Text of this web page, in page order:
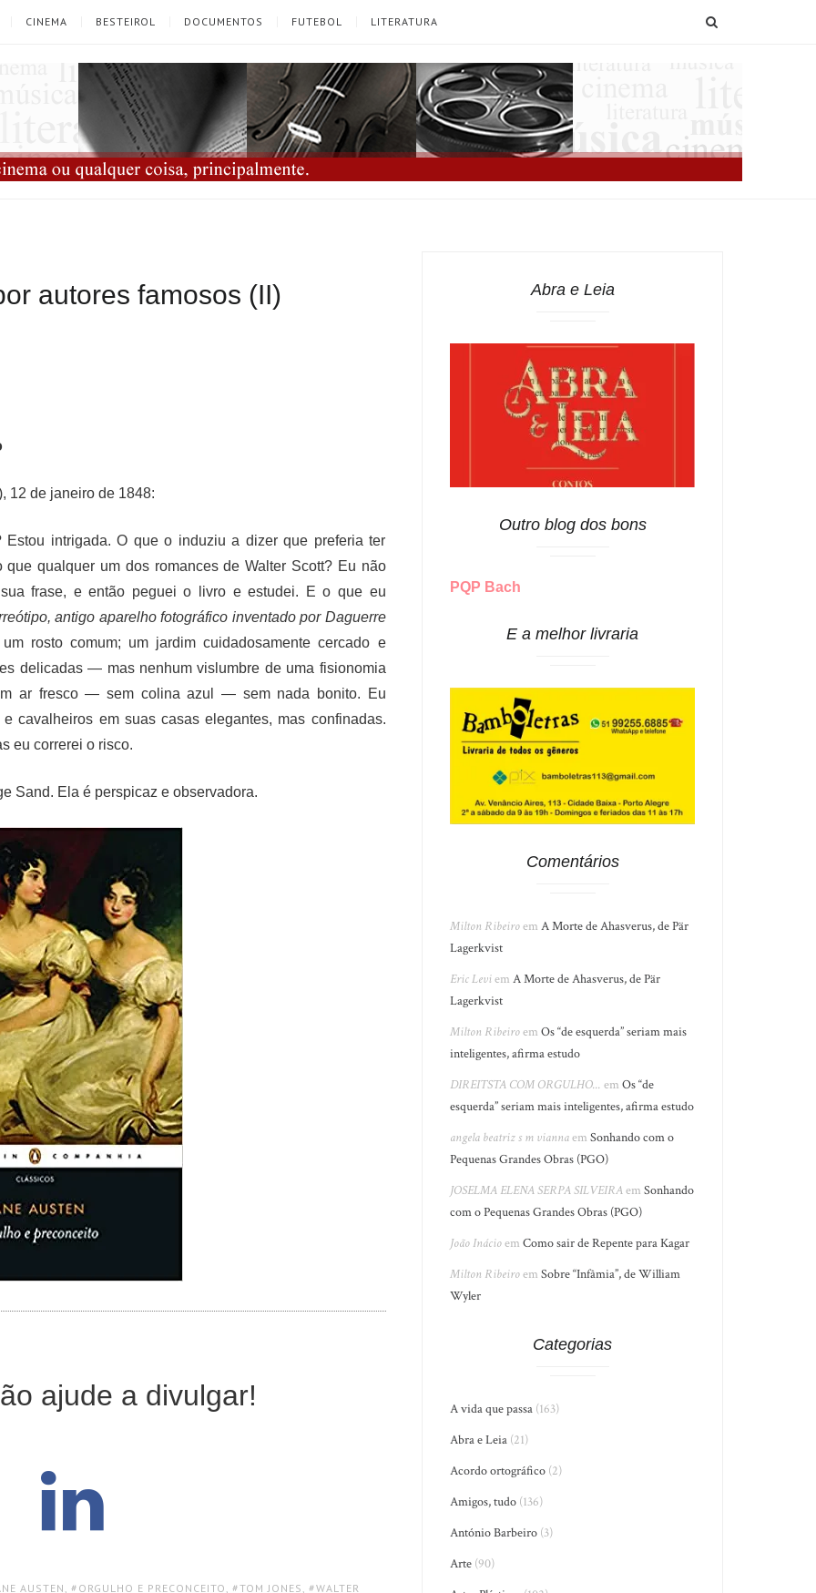
CINEMA BESTEIROL DOCUMENTOS FUTEBOL LITERATURA
autores famosos (II)
12 de janeiro de 1848:
intrigada. O que o induziu a dizer que preferia ter
qualquer um dos romances de Walter Scott? Eu não
frase, e então peguei o livro e estudei. E o que eu
antigo aparelho fotográfico inventado por Daguerre
rosto comum; um jardim cuidadosamente cercado e
delicadas — mas nenhum vislumbre de uma fisionomia
ar fresco — sem colina azul — sem nada bonito. Eu
cavalheiros em suas casas elegantes, mas confinadas.
eu correrei o risco.
Sand. Ela é perspicaz e observadora.
ajude a divulgar!
AUSTEN ORGULHO E PRECONCEITO TOM JONES
WALTER
Abra e Leia
Outro blog dos bons
PQP Bach
E a melhor livraria
Comentários
Milton RibeiroemA Morte de Ahasverus, de Pär
Lagerkvist
Eric LeviemA Morte de Ahasverus, de Pär
Lagerkvist
Milton RibeiroemOs “de esquerda” seriam mais
inteligentes, afirma estudo
DIREITSTA COM ORGULHO... emOs “de
esquerda” seriam mais inteligentes, afirma estudo
angela beatriz s m viannaemSonhando com o
Pequenas Grandes Obras (PGO)
JOSELMA ELENA SERPA SILVEIRAemSonhando
com o Pequenas Grandes Obras (PGO)
João InácioemComo sair de Repente para Kagar
Milton RibeiroemSobre “Infâmia”, de William
Wyler
Categorias
A vida que passa (163)
Abra e Leia (21)
Acordo ortográfico (2)
Amigos, tudo (136)
António Barbeiro (3)
Arte (90)